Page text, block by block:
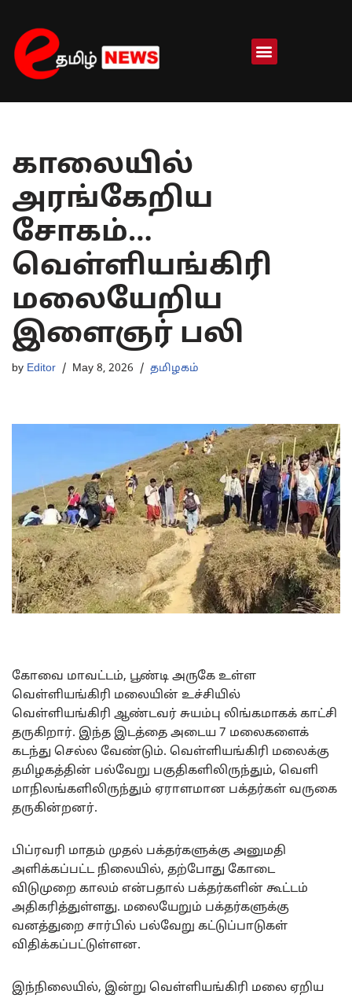
Skip
to
content
காலையில்
அரங்கேறிய
சோகம்…
வெள்ளியங்கிரி
மலையேறிய
இளைஞர் பலி
by Editor May 8, 2026 தமிழகம்
கோவை மாவட்டம், பூண்டி அருகே உள்ள
வெள்ளியங்கிரி மலையின் உச்சியில்
வெள்ளியங்கிரி ஆண்டவர் சுயம்பு லிங்கமாகக் காட்சி
தருகிறார். இந்த இடத்தை அடைய 7 மலைகளைக்
கடந்து செல்ல வேண்டும். வெள்ளியங்கிரி மலைக்கு
தமிழகத்தின் பல்வேறு பகுதிகளிலிருந்தும், வெளி
மாநிலங்களிலிருந்தும் ஏராளமான பக்தர்கள் வருகை
தருகின்றனர்.
பிப்ரவரி மாதம் முதல் பக்தர்களுக்கு அனுமதி
அளிக்கப்பட்ட நிலையில், தற்போது கோடை
விடுமுறை காலம் என்பதால் பக்தர்களின் கூட்டம்
அதிகரித்துள்ளது. மலையேறும் பக்தர்களுக்கு
வனத்துறை சார்பில் பல்வேறு கட்டுப்பாடுகள்
விதிக்கப்பட்டுள்ளன.
இந்நிலையில், இன்று வெள்ளியங்கிரி மலை ஏறிய